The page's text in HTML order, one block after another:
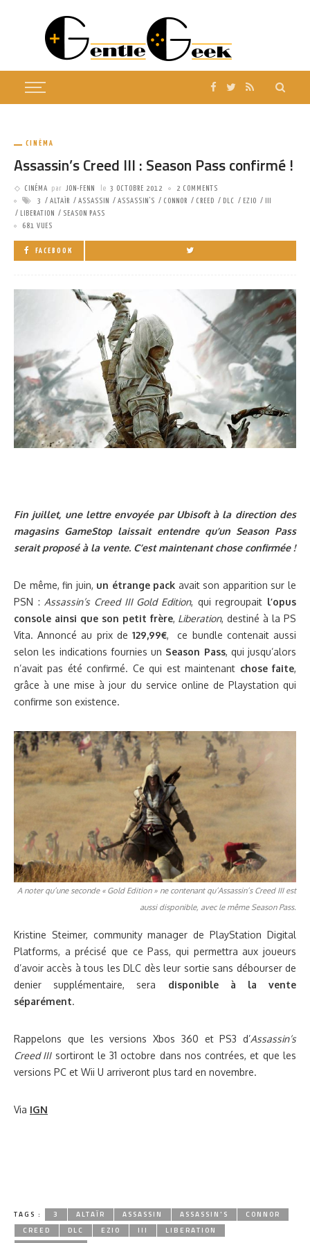
CINÉMA
Assassin’s Creed III : Season Pass confirmé !
CINÉMA par JON-FENN le 3 OCTOBRE 2012
2 COMMENTS
3
ALTAÏR ASSASSIN ASSASSIN'S CONNOR CREED DLC EZIO
LIBERATION
SEASON PASS
681 VUES
FACEBOOK
Fin juillet, une lettre envoyée par Ubisoft à la direction des
magasins GameStop laissait entendre qu’un Season Pass
serait proposé à la vente. C’est maintenant chose confirmée !
De même, fin juin, un étrange pack avait son apparition sur le
PSN : Assassin’s Creed III Gold Edition, qui regroupait l’opus
console ainsi que son petit frère, Liberation, destiné à la PS
Vita. Annoncé au prix de 129,99€, ce bundle contenait aussi
selon les indications fournies un Season Pass, qui jusqu’alors
n’avait pas été confirmé. Ce qui est maintenant chose faite,
grâce à une mise à jour du service online de Playstation qui
confirme son existence.
A noter qu’une seconde « Gold Edition » ne contenant qu’Assassin’s Creed III est
aussi disponible, avec le même Season Pass.
Kristine Steimer, community manager de PlayStation Digital
Platforms, a précisé que ce Pass, qui permettra aux joueurs
d’avoir accès à tous les DLC dès leur sortie sans débourser de
denier supplémentaire, sera disponible à la vente
séparément.
Rappelons que les versions Xbos 360 et PS3 d’Assassin’s
Creed IIIsortiront le 31 octobre dans nos contrées, et que les
versions PC et Wii U arriveront plus tard en novembre.
Via IGN
TAGS : 3 ALTAÏR ASSASSIN ASSASSIN'S
CONNOR
CREED
DLC EZIO III
LIBERATION